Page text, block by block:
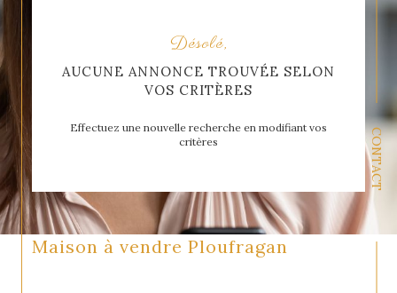
CONTACT
Désolé,
AUCUNE ANNONCE TROUVÉE SELON
VOS CRITÈRES
Effectuez une nouvelle recherche en modifiant vos
critères
Maison à vendre Ploufragan